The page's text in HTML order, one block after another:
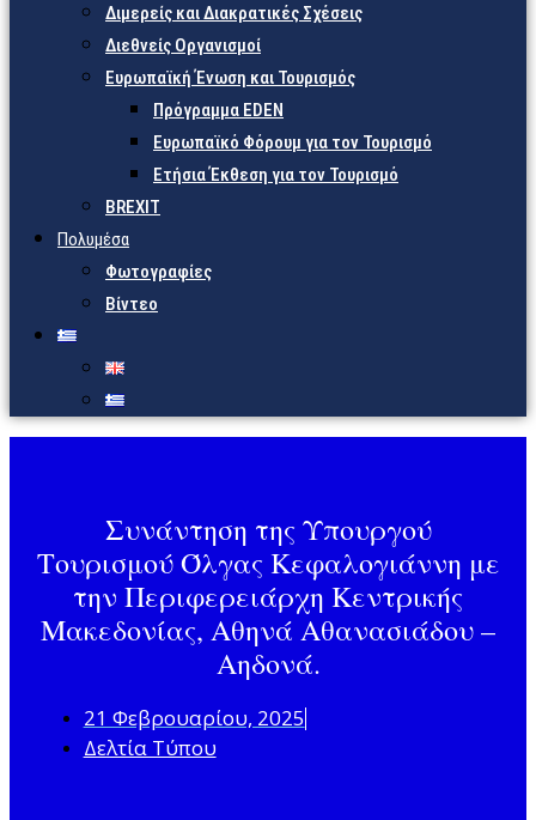
Διμερείς και Διακρατικές Σχέσεις
Διεθνείς Οργανισμοί
Ευρωπαϊκή Ένωση και Τουρισμός
Πρόγραμμα EDEN
Ευρωπαϊκό Φόρουμ για τον Τουρισμό
Ετήσια Έκθεση για τον Τουρισμό
BREXIT
Πολυμέσα
Φωτογραφίες
Βίντεο
Συνάντηση της Υπουργού
Τουρισμού Όλγας Κεφαλογιάννη με
την Περιφερειάρχη Κεντρικής
Μακεδονίας, Αθηνά Αθανασιάδου –
Αηδονά.
21 Φεβρουαρίου, 2025
Δελτία Τύπου